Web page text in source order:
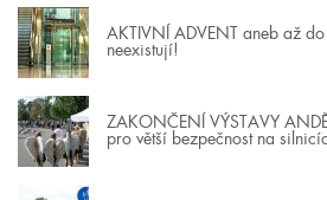
AKTIVNÍ ADVENT aneb až
neexistují!
ZAKONČENÍ VÝSTAVY
pro větší bezpečnost na